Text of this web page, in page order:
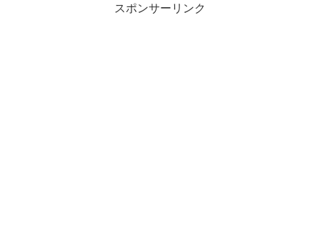
スポンサーリンク